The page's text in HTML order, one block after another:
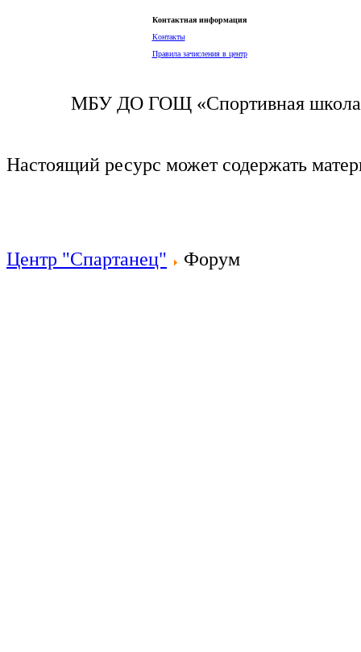
Контактная информация
Контакты
Правила зачисления в центр
МБУ ДО ГОЩ «Спортивная школа
Настоящий ресурс может содержать
Центр "Спартанец" Форум